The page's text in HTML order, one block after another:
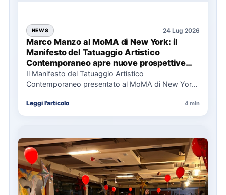
NEWS 24 Lug 2026
Marco Manzo al MoMA di New York: il
Manifesto del Tatuaggio Artistico
Contemporaneo apre nuove prospettive
per il collezionismo
Il Manifesto del Tatuaggio Artistico
Contemporaneo presentato al MoMA di New York
Leggi l'articolo 4 min